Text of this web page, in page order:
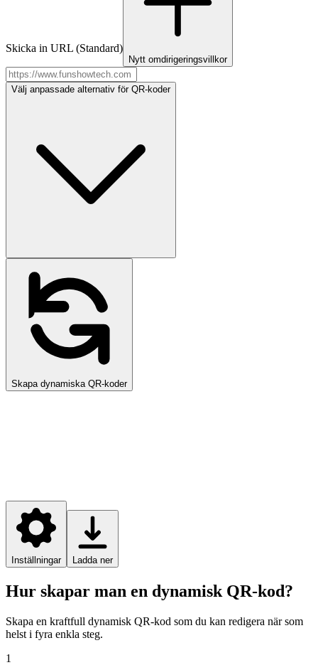
Skicka in URL (Standard)
Nytt omdirigeringsvillkor
Välj anpassade alternativ för QR-koder
Skapa dynamiska QR-koder
Inställningar Ladda ner
Hur skapar man en dynamisk QR-kod?
Skapa en kraftfull dynamisk QR-kod som du kan redigera när som
helst i fyra enkla steg.
1